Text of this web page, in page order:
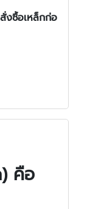
งซื้อเหล็กก่อ
คือ